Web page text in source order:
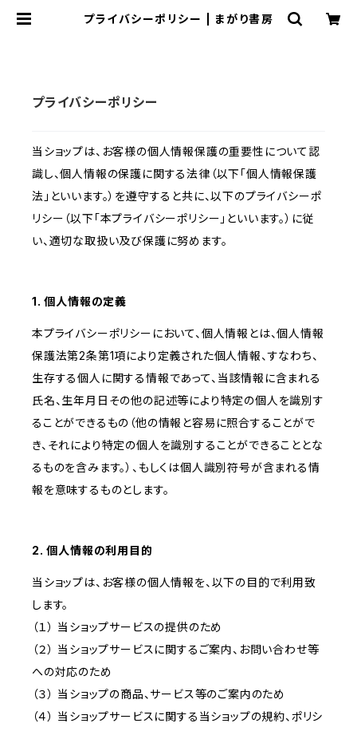
プライバシーポリシー | まがり書房
プライバシーポリシー
当ショップは、お客様の個人情報保護の重要性について認
識し、個人情報の保護に関する法律（以下「個人情報保護
法」といいます。）を遵守すると共に、以下のプライバシーポ
リシー（以下「本プライバシーポリシー」といいます。）に従
い、適切な取扱い及び保護に努めます。
1. 個人情報の定義
本プライバシーポリシーにおいて、個人情報とは、個人情報
保護法第2条第1項により定義された個人情報、すなわち、
生存する個人に関する情報であって、当該情報に含まれる
氏名、生年月日その他の記述等により特定の個人を識別す
ることができるもの（他の情報と容易に照合することがで
き、それにより特定の個人を識別することができることとな
るものを含みます。）、もしくは個人識別符号が含まれる情
報を意味するものとします。
2. 個人情報の利用目的
当ショップは、お客様の個人情報を、以下の目的で利用致
します。
（１） 当ショップサービスの提供のため
（２） 当ショップサービスに関するご案内、お問い合わせ等
への対応のため
（３） 当ショップの商品、サービス等のご案内のため
（４） 当ショップサービスに関する当ショップの規約、ポリシ